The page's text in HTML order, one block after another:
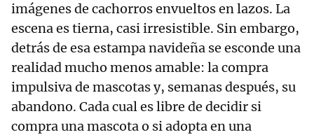
imágenes de cachorros envueltos en lazos. La
escena es tierna, casi irresistible. Sin embargo,
detrás de esa estampa navideña se esconde una
realidad mucho menos amable: la compra
impulsiva de mascotas y, semanas después, su
abandono. Cada cual es libre de decidir si
compra una mascota o si adopta en una